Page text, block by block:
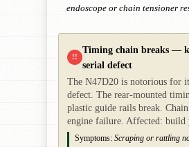
endoscope or chain tensioner
!!
Timing chain breaks —
serial defect
The N47D20 is notorious for
defect. The rear-mounted
plastic guide rails break. Chain
engine failure. Affected: build
Symptoms: Scraping or rattling